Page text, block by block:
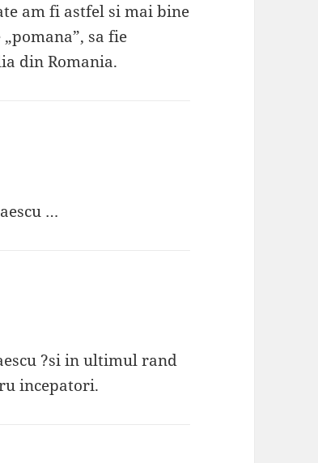
am fi astfel si mai bine
sa fie
din Romania.
…
?si in ultimul rand
incepatori.